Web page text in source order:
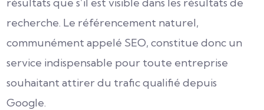
recherche. Le référencement naturel,
communément appelé SEO, constitue donc un
service indispensable pour toute entreprise
souhaitant attirer du trafic qualifié depuis
Google.